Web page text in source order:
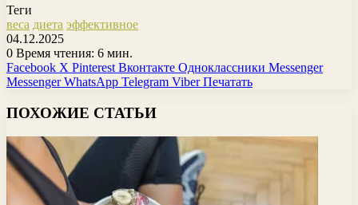
Теги
веса диета эффективное
04.12.2025
0 Время чтения: 6 мин.
Facebook X Pinterest Вконтакте Одноклассники Messenger
Messenger WhatsApp Telegram Viber Печатать
ПОХОЖИЕ СТАТЬИ